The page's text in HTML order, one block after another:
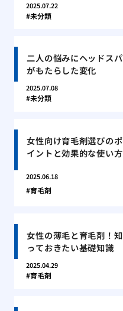
2025.07.22
未分類
二人の悩みにヘッドスパ
がもたらした変化
2025.07.08
未分類
女性向け育毛剤選びのポ
イントと効果的な使い方
2025.06.18
育毛剤
女性の薄毛と育毛剤！知
っておきたい基礎知識
2025.04.29
育毛剤